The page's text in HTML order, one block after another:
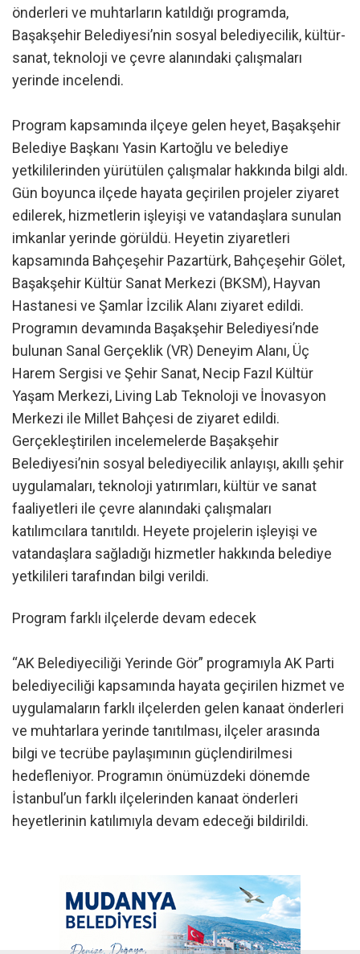
önderleri ve muhtarların katıldığı programda,
Başakşehir Belediyesi’nin sosyal belediyecilik, kültür-
sanat, teknoloji ve çevre alanındaki çalışmaları
yerinde incelendi.
Program kapsamında ilçeye gelen heyet, Başakşehir
Belediye Başkanı Yasin Kartoğlu ve belediye
yetkililerinden yürütülen çalışmalar hakkında bilgi aldı.
Gün boyunca ilçede hayata geçirilen projeler ziyaret
edilerek, hizmetlerin işleyişi ve vatandaşlara sunulan
imkanlar yerinde görüldü. Heyetin ziyaretleri
kapsamında Bahçeşehir Pazartürk, Bahçeşehir Gölet,
Başakşehir Kültür Sanat Merkezi (BKSM), Hayvan
Hastanesi ve Şamlar İzcilik Alanı ziyaret edildi.
Programın devamında Başakşehir Belediyesi’nde
bulunan Sanal Gerçeklik (VR) Deneyim Alanı, Üç
Harem Sergisi ve Şehir Sanat, Necip Fazıl Kültür
Yaşam Merkezi, Living Lab Teknoloji ve İnovasyon
Merkezi ile Millet Bahçesi de ziyaret edildi.
Gerçekleştirilen incelemelerde Başakşehir
Belediyesi’nin sosyal belediyecilik anlayışı, akıllı şehir
uygulamaları, teknoloji yatırımları, kültür ve sanat
faaliyetleri ile çevre alanındaki çalışmaları
katılımcılara tanıtıldı. Heyete projelerin işleyişi ve
vatandaşlara sağladığı hizmetler hakkında belediye
yetkilileri tarafından bilgi verildi.
Program farklı ilçelerde devam edecek
“AK Belediyeciliği Yerinde Gör” programıyla AK Parti
belediyeciliği kapsamında hayata geçirilen hizmet ve
uygulamaların farklı ilçelerden gelen kanaat önderleri
ve muhtarlara yerinde tanıtılması, ilçeler arasında
bilgi ve tecrübe paylaşımının güçlendirilmesi
hedefleniyor. Programın önümüzdeki dönemde
İstanbul’un farklı ilçelerinden kanaat önderleri
heyetlerinin katılımıyla devam edeceği bildirildi.